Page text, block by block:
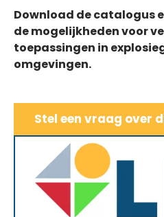
Download de catalogus
de mogelijkheden voor
toepassingen in
omgevingen.
Stel een vraag over